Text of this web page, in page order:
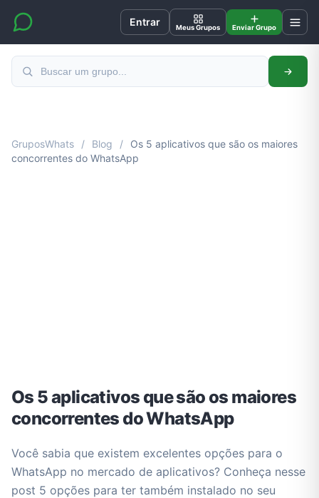
Entrar Meus Grupos Enviar Grupo
GruposWhats / Blog /
Os 5 aplicativos que são os maiores
concorrentes do WhatsApp
Os 5 aplicativos que são os maiores
concorrentes do WhatsApp
Você sabia que existem excelentes opções para o
WhatsApp no mercado de aplicativos? Conheça nesse
post 5 opções para ter também instalado no seu